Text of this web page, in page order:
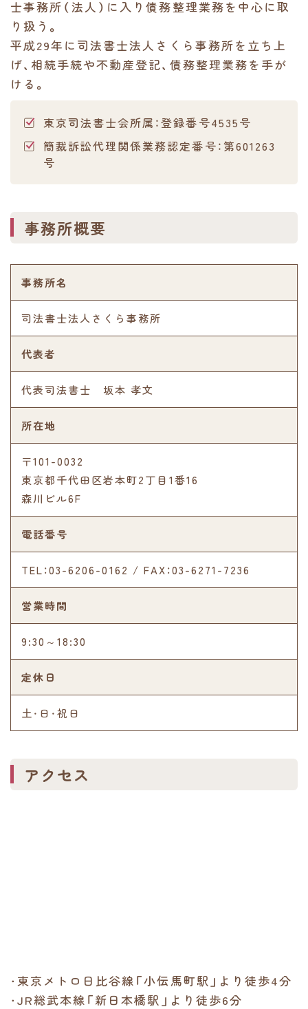
士事務所（法人）に入り債務整理業務を中心に取
り扱う。
平成29年に司法書士法人さくら事務所を立ち上
げ、相続手続や不動産登記、債務整理業務を手が
ける。
東京司法書士会所属：登録番号4535号
簡裁訴訟代理関係業務認定番号：第601263
号
事務所概要
事務所名
司法書士法人さくら事務所
代表者
代表司法書士 坂本 孝文
所在地
〒101-0032
東京都千代田区岩本町2丁目1番16
森川ビル6F
電話番号
TEL：03-6206-0162 / FAX：03-6271-7236
営業時間
9:30～18:30
定休日
土・日・祝日
アクセス
・ 東京メトロ日比谷線「小伝馬町駅」より徒歩4分
・JR総武本線「新日本橋駅」より徒歩6分